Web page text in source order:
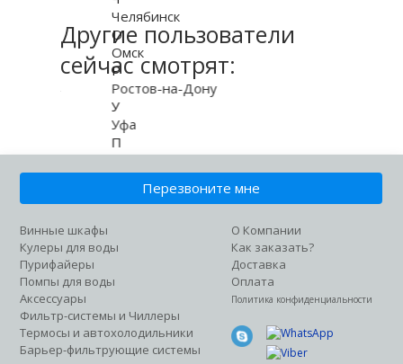
Другие пользователи
сейчас смотрят:
Перезвоните мне
Винные шкафы
Кулеры для воды
Пурифайеры
Помпы для воды
Аксессуары
Фильтр-системы и Чиллеры
Термосы и автохолодильники
Барьер-фильтрующие системы
О Компании
Как заказать?
Доставка
Оплата
Политика конфиденциальности
Челябинск
О
Омск
Р
Ростов-на-Дону
У
Уфа
П
Пермь
Т
Тамбов